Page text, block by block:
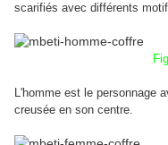
scarifiés avec différents
L'homme est le personnage
creusée en son centre.